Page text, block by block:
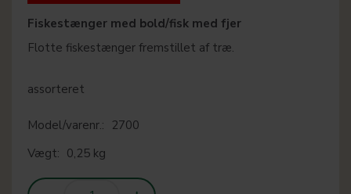
Fiskestænger med bold/fisk med fjer
Flotte fiskestænger fremstillet af træ.
assorteret
Model/varenr.: 2700
Vægt: 0,25 kg